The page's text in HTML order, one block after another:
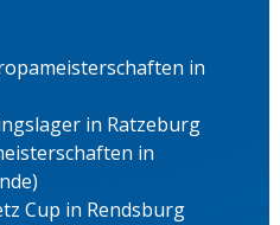
in
in Ratzeburg
in
Cup in Rendsburg